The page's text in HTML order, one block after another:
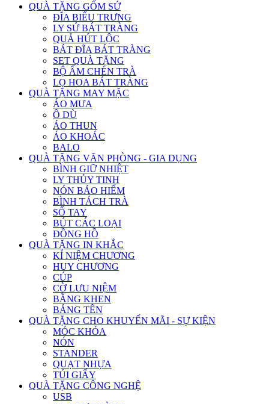
QUÀ TẶNG GỐM SỨ
ĐĨA BIỂU TRƯNG
LY SỨ BÁT TRÀNG
QUẢ HÚT LỘC
BÁT ĐĨA BÁT TRÀNG
SET QUÀ TẶNG
BỘ ẤM CHÉN TRÀ
LỌ HOA BÁT TRÀNG
QUÀ TẶNG MAY MẶC
ÁO MƯA
Ô DÙ
ÁO THUN
ÁO KHOÁC
BALO
QUÀ TẶNG VĂN PHÒNG - GIA DỤNG
BÌNH GIỮ NHIỆT
LY THỦY TINH
NÓN BẢO HIỂM
BÌNH TÁCH TRÀ
SỔ TAY
BÚT CÁC LOẠI
ĐỒNG HỒ
QUÀ TẶNG IN KHẮC
KỈ NIỆM CHƯƠNG
HUY CHƯƠNG
CÚP
CỜ LƯU NIỆM
BẰNG KHEN
BẢNG TÊN
QUÀ TẶNG CHO KHUYẾN MÃI - SỰ KIỆN
MÓC KHÓA
NÓN
STANDER
QUẠT NHỰA
TÚI GIẤY
QUÀ TẶNG CÔNG NGHỆ
USB